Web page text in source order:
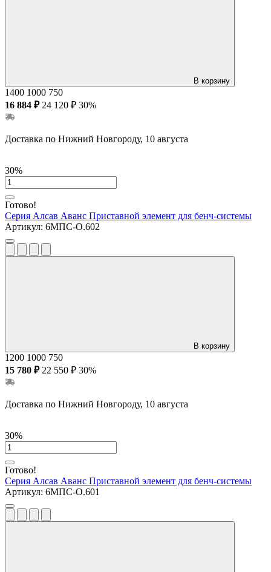
В корзину
1400 1000 750
16 884 ₽ 24 120 ₽ 30%
Доставка по Нижний Новгороду, 10 августа
30%
Готово!
Серия Алсав Аванс Приставной элемент для бенч-системы
Артикул: 6МПС-О.602
В корзину
1200 1000 750
15 780 ₽ 22 550 ₽ 30%
Доставка по Нижний Новгороду, 10 августа
30%
Готово!
Серия Алсав Аванс Приставной элемент для бенч-системы
Артикул: 6МПС-О.601